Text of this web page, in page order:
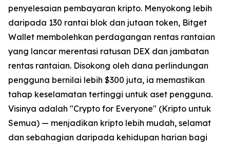
penyelesaian pembayaran kripto. Menyokong lebih
daripada 130 rantai blok dan jutaan token, Bitget
Wallet membolehkan perdagangan rentas rantaian
yang lancar merentasi ratusan DEX dan jambatan
rentas rantaian. Disokong oleh dana perlindungan
pengguna bernilai lebih $300 juta, ia memastikan
tahap keselamatan tertinggi untuk aset pengguna.
Visinya adalah "Crypto for Everyone" (Kripto untuk
Semua) — menjadikan kripto lebih mudah, selamat
dan sebahagian daripada kehidupan harian bagi